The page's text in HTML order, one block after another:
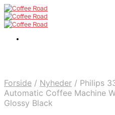
Forside / Nyheder / Philips
Automatic Coffee Machine
Glossy Black